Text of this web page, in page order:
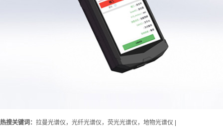
热搜关键词： 拉曼光谱仪，光纤光谱仪，荧光光谱仪，地物光谱仪 |